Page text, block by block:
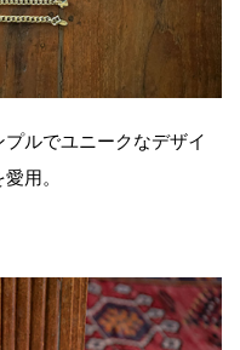
ルでユニークなデザイ
用。